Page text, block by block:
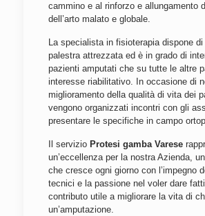
cammino e al rinforzo e allungamento
dell’arto malato e globale.
La specialista in fisioterapia dispone di
palestra attrezzata ed è in grado di
pazienti amputati che su tutte le altre
interesse riabilitativo. In occasione di
miglioramento della qualità di vita dei
vengono organizzati incontri con gli
presentare le specifiche in campo
Il servizio Protesi gamba Varese
un’eccellenza per la nostra Azienda,
che cresce ogni giorno con l’impegno
tecnici e la passione nel voler dare
contributo utile a migliorare la vita di
un’amputazione.